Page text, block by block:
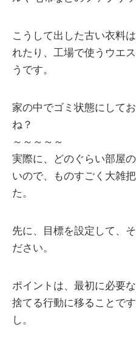
こうして出した古い衣料
れたり、工場で使うウエ
うです。
家の中でゴミ状態にして
ね？
～～～～～
実際に、どのぐらい部屋
いので、ものすごく大雑
た。
先に、目標を設定して、
ださい。
ポイントは、最初に必要
捨てる行動に移ることで
し。